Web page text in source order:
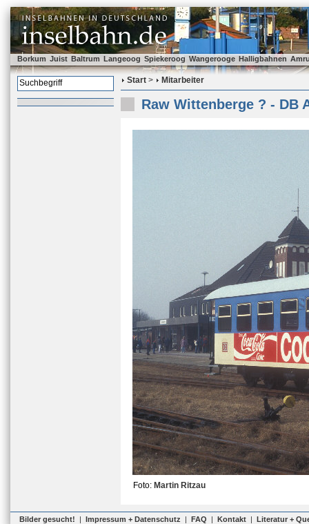
Borkum Juist Baltrum Langeoog Spiekeroog Wangerooge Halligbahnen
Start > Mitarbeiter
Raw Wittenberge ? - DB
Foto: Martin Ritzau
Bilder gesucht! | Impressum + Datenschutz | FAQ | Kontakt | Literatur +